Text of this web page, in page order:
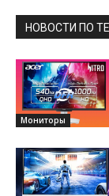
НОВОСТИ ПО
Мониторы